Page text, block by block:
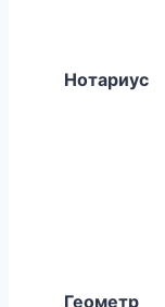
Нотариус
Геометр